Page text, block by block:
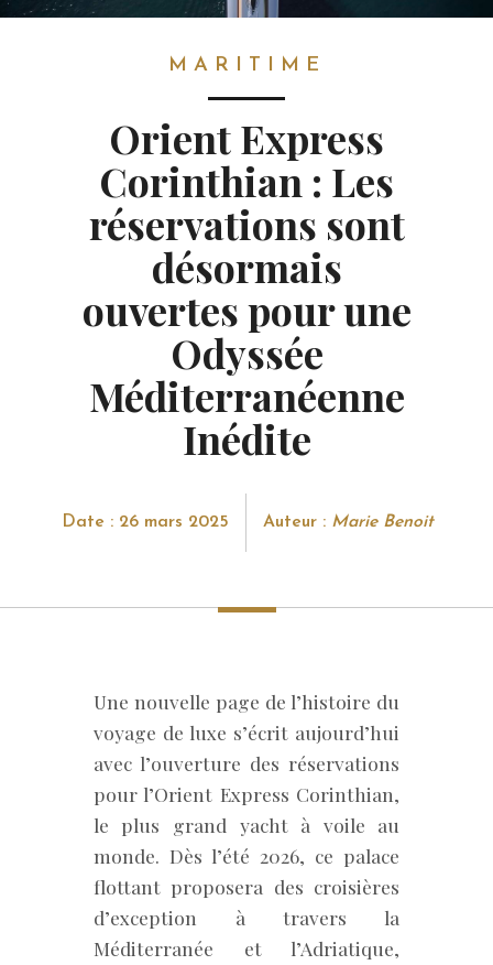
MARITIME
Orient Express
Corinthian : Les
réservations sont
désormais
ouvertes pour une
Odyssée
Méditerranéenne
Inédite
Date : 26 mars 2025 Auteur : Marie Benoit
Une nouvelle page de l’histoire du
voyage de luxe s’écrit aujourd’hui
avec l’ouverture des réservations
pour l’Orient Express Corinthian,
le plus grand yacht à voile au
monde. Dès l’été 2026, ce palace
flottant proposera des croisières
d’exception à travers la
Méditerranée et l’Adriatique,